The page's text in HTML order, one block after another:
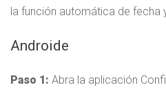
la función automática de fecha
Androide
Paso 1: Abra la aplicación